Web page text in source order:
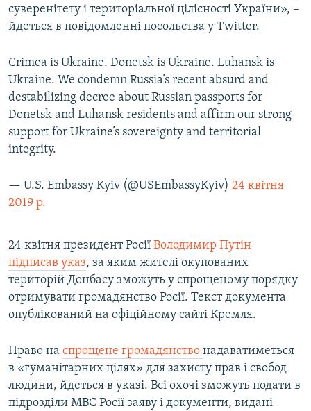
суверенітету і територіальної цілісності України», –
йдеться в повідомленні посольства у Twitter.
Crimea is Ukraine. Donetsk is Ukraine. Luhansk is
Ukraine. We condemn Russia’s recent absurd and
destabilizing decree about Russian passports for
Donetsk and Luhansk residents and affirm our strong
support for Ukraine’s sovereignty and territorial
integrity.
— U.S. Embassy Kyiv (@USEmbassyKyiv) 24 квітня
2019 р.
24 квітня президент Росії Володимир Путін
підписав указ, за яким жителі окупованих
територій Донбасу зможуть у спрощеному порядку
отримувати громадянство Росії. Текст документа
опублікований на офіційному сайті Кремля.
Право на спрощене громадянство надаватиметься
в «гуманітарних цілях» для захисту прав і свобод
людини, йдеться в указі. Всі охочі зможуть подати в
підрозділи МВС Росії заяву і документи, видані